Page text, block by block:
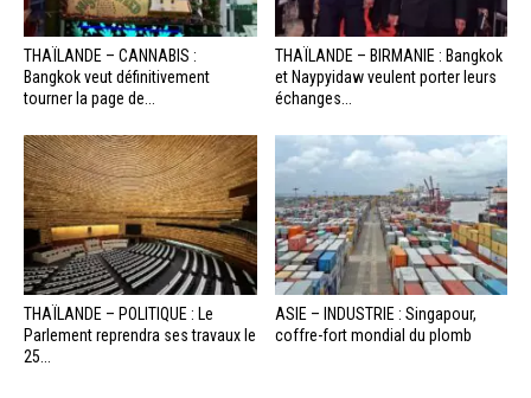
THAÏLANDE – CANNABIS :
Bangkok veut définitivement
tourner la page de...
THAÏLANDE – BIRMANIE : Bangkok
et Naypyidaw veulent porter leurs
échanges...
THAÏLANDE – POLITIQUE : Le
Parlement reprendra ses travaux le
25...
ASIE – INDUSTRIE : Singapour,
coffre-fort mondial du plomb